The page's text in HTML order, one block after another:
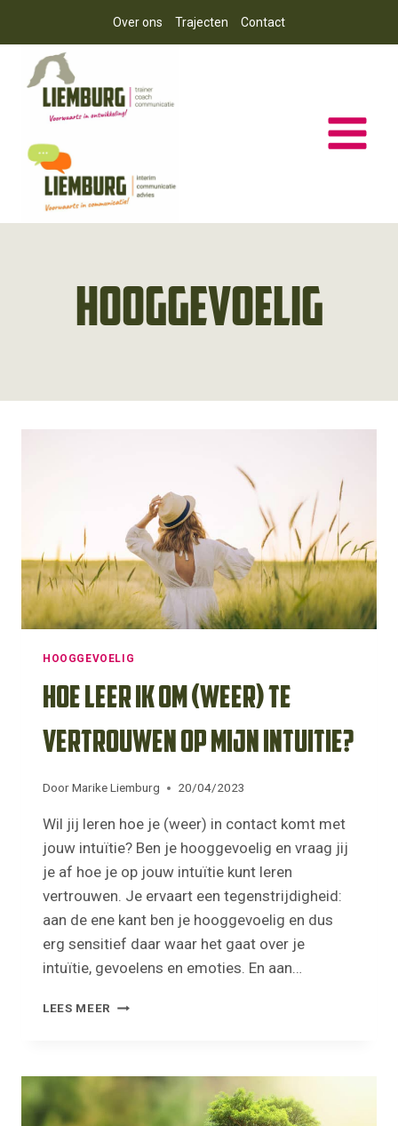
inhoud
Over ons Trajecten Contact
Hooggevoelig
HOOGGEVOELIG
Hoe leer ik om (weer) te
vertrouwen op mijn intuitie?
DoorMarike Liemburg 20/04/2023
Wil jij leren hoe je (weer) in contact komt met
jouw intuïtie? Ben je hooggevoelig en vraag jij
je af hoe je op jouw intuïtie kunt leren
vertrouwen. Je ervaart een tegenstrijdigheid:
aan de ene kant ben je hooggevoelig en dus
erg sensitief daar waar het gaat over je
intuïtie, gevoelens en emoties. En aan…
LEES MEER HOE
(WEER)
VERTROUWEN